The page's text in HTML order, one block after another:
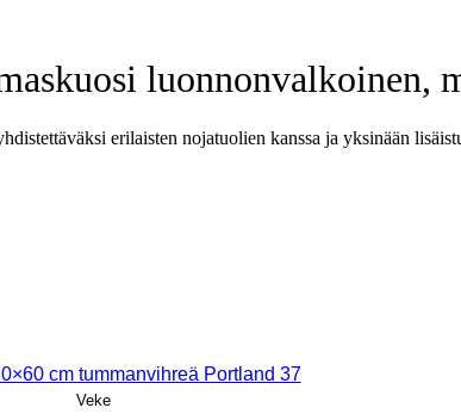
luonnonvalkoinen,
erilaisten nojatuolien kanssa ja yksinään
cm tummanvihreä Portland 37
Veke